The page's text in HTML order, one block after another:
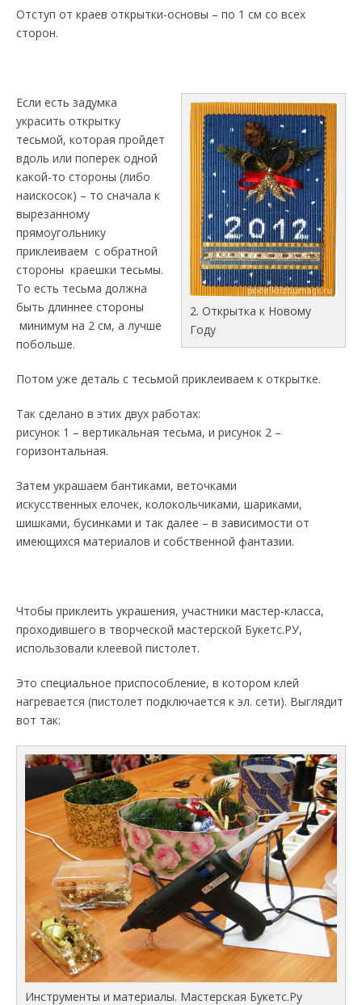
Отступ от краев открытки-основы – по 1 см со всех
сторон.
2. Открытка к Новому
Году
Если есть задумка
украсить открытку
тесьмой, которая пройдет
вдоль или поперек одной
какой-то стороны (либо
наискосок) – то сначала к
вырезанному
прямоугольнику
приклеиваем с обратной
стороны краешки тесьмы.
То есть тесьма должна
быть длиннее стороны
минимум на 2 см, а лучше
побольше.
Потом уже деталь с тесьмой приклеиваем к открытке.
Так сделано в этих двух работах:
рисунок 1 – вертикальная тесьма, и рисунок 2 –
горизонтальная.
Затем украшаем бантиками, веточками
искусственных елочек, колокольчиками, шариками,
шишками, бусинками и так далее – в зависимости от
имеющихся материалов и собственной фантазии.
Чтобы приклеить украшения, участники мастер-класса,
проходившего в творческой мастерской Букетс.РУ,
использовали клеевой пистолет.
Это специальное приспособление, в котором клей
нагревается (пистолет подключается к эл. сети). Выглядит
вот так:
Инструменты и материалы. Мастерская Букетс.Ру